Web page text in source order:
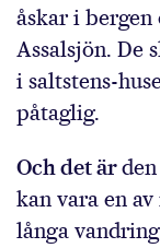
åskar i
Assalsjön. De
i saltstens-
påtaglig.
Och det är
kan vara en
långa